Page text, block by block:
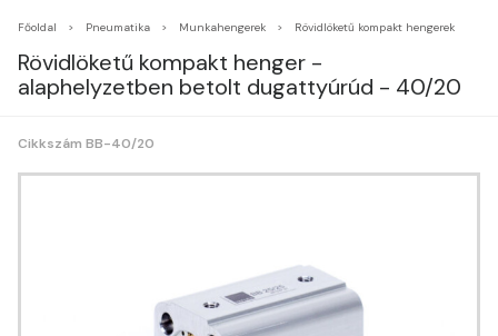
Főoldal Pneumatika Munkahengerek Rövidlöketű kompakt hengerek
Rövidlöketű kompakt henger -
alaphelyzetben betolt dugattyúrúd - 40/20
Cikkszám BB-40/20